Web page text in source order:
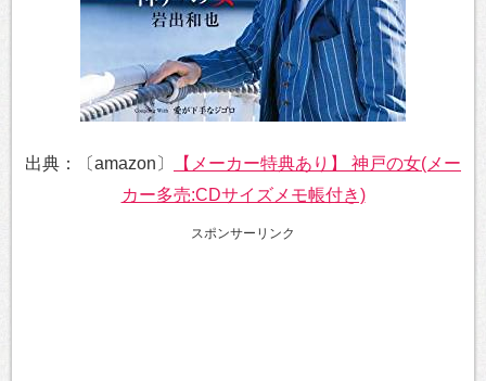
出典：〔amazon〕
【メーカー特典あり】 神戸の女(メー
カー多売:CDサイズメモ帳付き)
スポンサーリンク